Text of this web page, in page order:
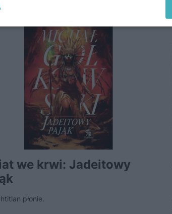
we krwi: Jadeitowy
płonie.